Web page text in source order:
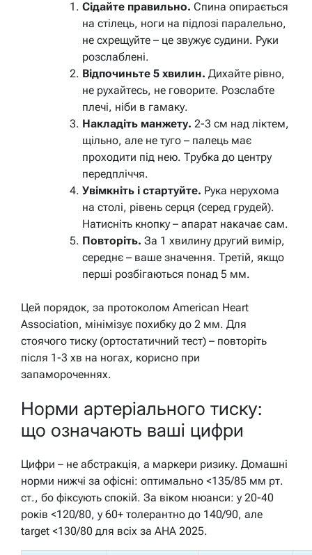
Сідайте правильно. Спина опирається
на стілець, ноги на підлозі паралельно,
не схрещуйте – це звужує судини. Руки
розслаблені.
Відпочиньте 5 хвилин. Дихайте рівно,
не рухайтесь, не говорите. Розслабте
плечі, ніби в гамаку.
Накладіть манжету. 2-3 см над ліктем,
щільно, але не туго – палець має
проходити під нею. Трубка до центру
передпліччя.
Увімкніть і стартуйте. Рука нерухома
на столі, рівень серця (серед грудей).
Натисніть кнопку – апарат накачає сам.
Повторіть. За 1 хвилину другий вимір,
середнє – ваше значення. Третій, якщо
перші розбігаються понад 5 мм.
Цей порядок, за протоколом American Heart
Association, мінімізує похибку до 2 мм. Для
стоячого тиску (ортостатичний тест) – повторіть
після 1-3 хв на ногах, корисно при
запамороченнях.
Норми артеріального тиску:
що означають ваші цифри
Цифри – не абстракція, а маркери ризику. Домашні
норми нижчі за офісні: оптимально <135/85 мм рт.
ст., бо фіксують спокій. За віком нюанси: у 20-40
років <120/80, у 60+ толерантно до 140/90, але
target <130/80 для всіх за AHA 2025.